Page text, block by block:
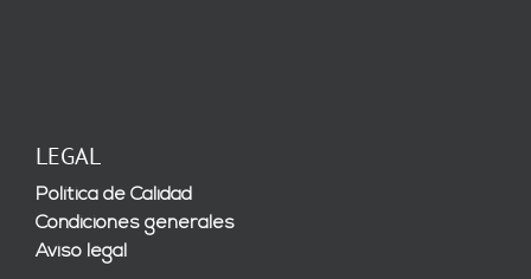
LEGAL
Política de Calidad
Condiciones generales
Aviso legal